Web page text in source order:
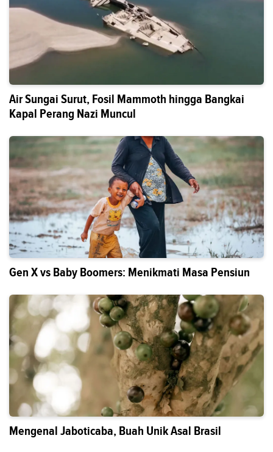
Air Sungai Surut, Fosil Mammoth hingga Bangkai
Kapal Perang Nazi Muncul
Gen X vs Baby Boomers: Menikmati Masa Pensiun
Mengenal Jaboticaba, Buah Unik Asal Brasil